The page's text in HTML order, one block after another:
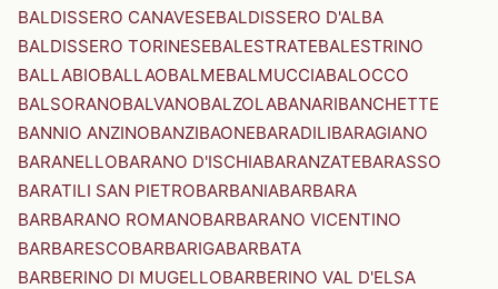
BALDISSERO CANAVESEBALDISSERO D'ALBA
BALDISSERO TORINESEBALESTRATEBALESTRINO
BALLABIOBALLAOBALMEBALMUCCIABALOCCO
BALSORANOBALVANOBALZOLABANARIBANCHETTE
BANNIO ANZINOBANZIBAONEBARADILIBARAGIANO
BARANELLOBARANO D'ISCHIABARANZATEBARASSO
BARATILI SAN PIETROBARBANIABARBARA
BARBARANO ROMANOBARBARANO VICENTINO
BARBARESCOBARBARIGABARBATA
BARBERINO DI MUGELLOBARBERINO VAL D'ELSA